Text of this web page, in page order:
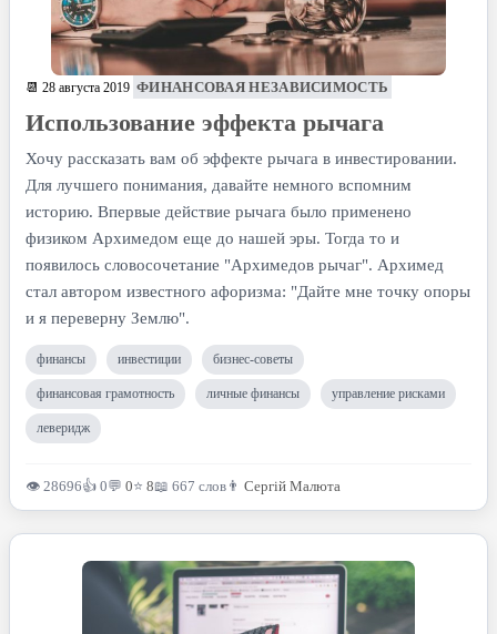
📆 28 августа 2019 ФИНАНСОВАЯ НЕЗАВИСИМОСТЬ
Использование эффекта рычага
Хочу рассказать вам об эффекте рычага в инвестировании.
Для лучшего понимания, давайте немного вспомним
историю. Впервые действие рычага было применено
физиком Архимедом еще до нашей эры. Тогда то и
появилось словосочетание "Архимедов рычаг". Архимед
стал автором известного афоризма: "Дайте мне точку опоры
и я переверну Землю".
финансы инвестиции бизнес-советы
финансовая грамотность личные финансы управление рисками
леверидж
👁 28696👍 0💬 0⭐ 8📖 667 слов 👨 Сергій Малюта